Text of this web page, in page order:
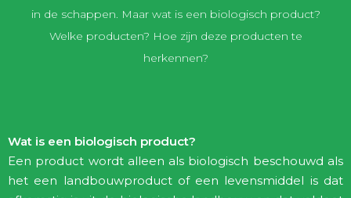
in de schappen. Maar wat is een biologisch product?
Welke producten? Hoe zijn deze producten te
herkennen?
Wat is een biologisch product?
Een product wordt alleen als biologisch beschouwd als
het een landbouwproduct of een levensmiddel is dat